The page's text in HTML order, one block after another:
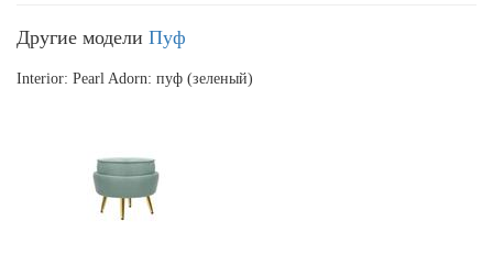
Другие модели Пуф
Interior: Pearl Adorn: пуф (зеленый)